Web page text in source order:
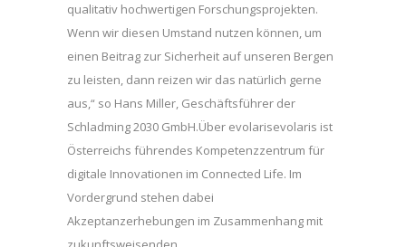
qualitativ hochwertigen Forschungsprojekten.
Wenn wir diesen Umstand nutzen können, um
einen Beitrag zur Sicherheit auf unseren Bergen
zu leisten, dann reizen wir das natürlich gerne
aus,“ so Hans Miller, Geschäftsführer der
Schladming 2030 GmbH.Über evolarisevolaris ist
Österreichs führendes Kompetenzzentrum für
digitale Innovationen im Connected Life. Im
Vordergrund stehen dabei
Akzeptanzerhebungen im Zusammenhang mit